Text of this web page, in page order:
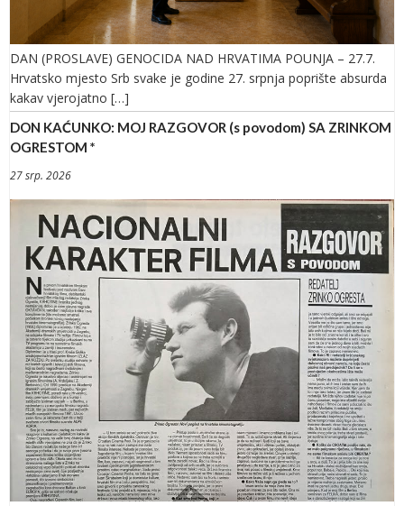
DAN (PROSLAVE) GENOCIDA NAD HRVATIMA POUNJA – 27.7.
Hrvatsko mjesto Srb svake je godine 27. srpnja poprište absurda
kakav vjerojatno […]
DON KAĆUNKO: MOJ RAZGOVOR (s povodom) SA ZRINKOM
OGRESTOM *
27 srp. 2026